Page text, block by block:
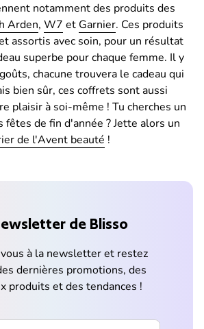
notamment des produits des
Arden, W7 et Garnier. Ces produits
assortis avec soin, pour un résultat
superbe pour chaque femme. Il y
chacune trouvera le cadeau qui
bien sûr, ces coffrets sont aussi
plaisir à soi-même ! Tu cherches un
fêtes de fin d'année ? Jette alors un
de l'Avent beauté !
de Blisso
à la newsletter et restez
dernières promotions, des
produits et des tendances !